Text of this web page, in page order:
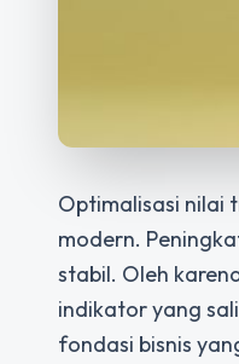
Optimalisasi nilai
modern.
stabil. Oleh
indikator yang
fondasi bisnis